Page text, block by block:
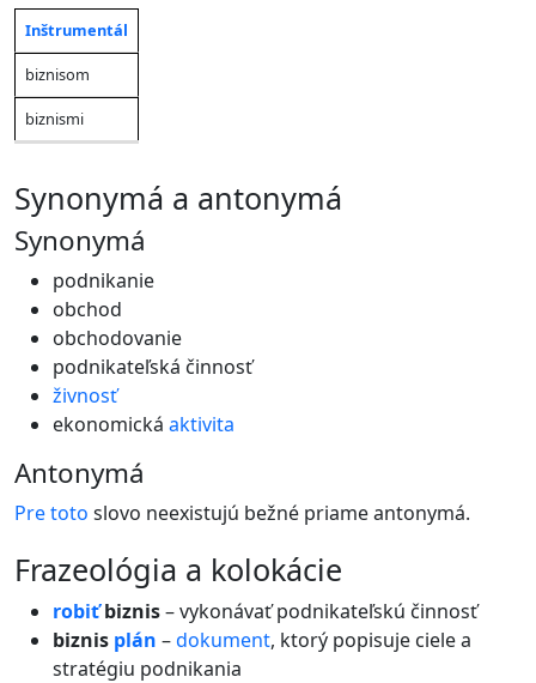
Inštrumentál
biznisom
biznismi
synonymá a antonymá
Synonymá
podnikanie
obchod
obchodovanie
podnikateľská činnosť
živnosť
ekonomická aktivita
Antonymá
Pretoto slovo neexistujú bežné priame antonymá.
frazeológia a kolokácie
robiťbiznis– vykonávať podnikateľskú činnosť
biznis plán –dokument, ktorý popisuje ciele a
stratégiu podnikania